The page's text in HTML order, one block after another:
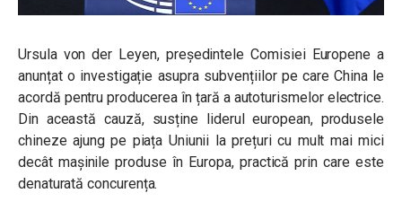
Ursula von der Leyen, președintele Comisiei Europene a
anunțat o investigație asupra subvențiilor pe care China le
acordă pentru producerea în țară a autoturismelor electrice.
Din această cauză, susține liderul european, produsele
chineze ajung pe piața Uniunii la prețuri cu mult mai mici
decât mașinile produse în Europa, practică prin care este
denaturată concurența.